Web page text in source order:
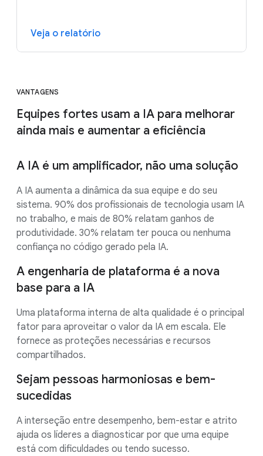
Veja o relatório
VANTAGENS
Equipes fortes usam a IA para melhorar
ainda mais e aumentar a eficiência
A IA é um amplificador, não uma solução
A IA aumenta a dinâmica da sua equipe e do seu
sistema. 90% dos profissionais de tecnologia usam IA
no trabalho, e mais de 80% relatam ganhos de
produtividade. 30% relatam ter pouca ou nenhuma
confiança no código gerado pela IA.
A engenharia de plataforma é a nova
base para a IA
Uma plataforma interna de alta qualidade é o principal
fator para aproveitar o valor da IA em escala. Ele
fornece as proteções necessárias e recursos
compartilhados.
Sejam pessoas harmoniosas e bem-
sucedidas
A interseção entre desempenho, bem-estar e atrito
ajuda os líderes a diagnosticar por que uma equipe
está com dificuldades ou tendo sucesso.